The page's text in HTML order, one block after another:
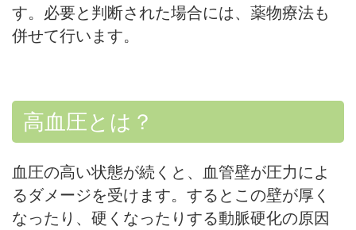
す。必要と判断された場合には、薬物療法も
併せて行います。
高血圧とは？
血圧の高い状態が続くと、血管壁が圧力によ
るダメージを受けます。するとこの壁が厚く
なったり、硬くなったりする動脈硬化の原因